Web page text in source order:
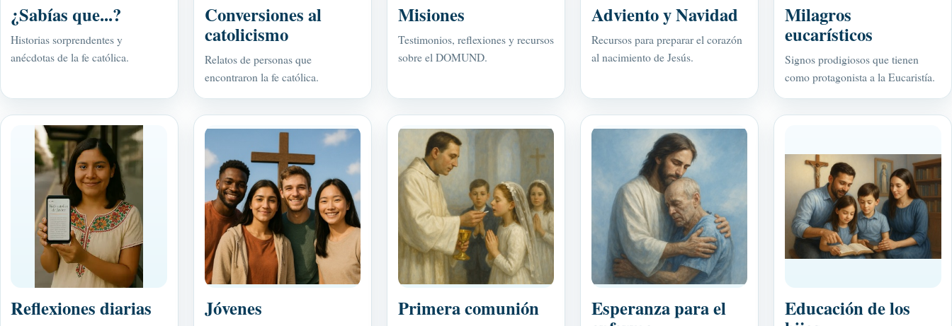
¿Sabías que...?
Historias sorprendentes y
anécdotas de la fe católica.
Conversiones al
catolicismo
Relatos de personas que
encontraron la fe católica.
Misiones
Testimonios, reflexiones y recursos
sobre el DOMUND.
Adviento y Navidad
Recursos para preparar el corazón
al nacimiento de Jesús.
Milagros
eucarísticos
Signos prodigiosos que tienen
como protagonista a la Eucaristía.
Reflexiones diarias Jóvenes Primera comunión Esperanza para el Educación de los